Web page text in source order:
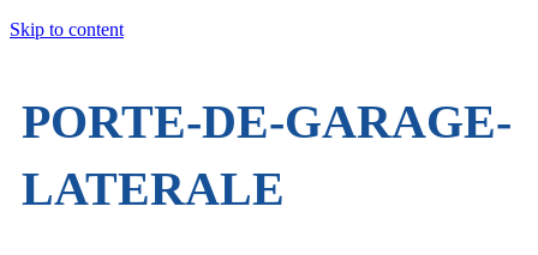
Skip to content
PORTE-DE-GARAGE-
LATERALE